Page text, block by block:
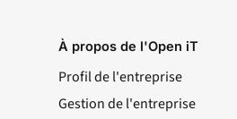
À propos de l'Open iT
Profil de l'entreprise
Gestion de l'entreprise